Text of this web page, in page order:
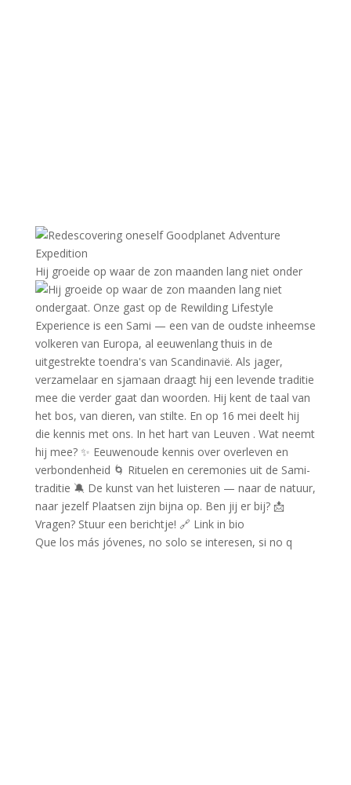
Hij groeide op waar de zon maanden lang niet onder
Que los más jóvenes, no solo se interesen, si no q